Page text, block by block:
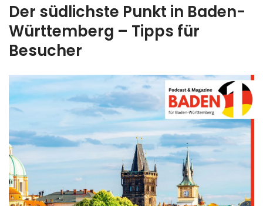
Der südlichste Punkt in Baden-
Württemberg – Tipps für
Besucher